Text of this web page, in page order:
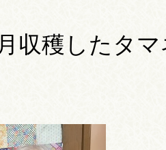
収穫したタ